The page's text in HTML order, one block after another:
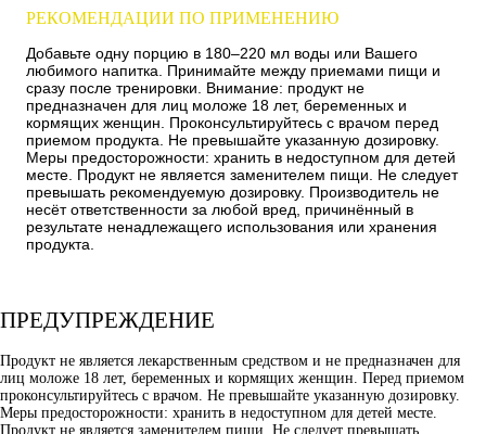
РЕКОМЕНДАЦИИ ПО ПРИМЕНЕНИЮ
Добавьте одну порцию в 180–220 мл воды или Вашего
любимого напитка. Принимайте между приемами пищи и
сразу после тренировки. Внимание: продукт не
предназначен для лиц моложе 18 лет, беременных и
кормящих женщин. Проконсультируйтесь с врачом перед
приемом продукта. Не превышайте указанную дозировку.
Меры предосторожности: хранить в недоступном для детей
месте. Продукт не является заменителем пищи. Не следует
превышать рекомендуемую дозировку. Производитель не
несёт ответственности за любой вред, причинённый в
результате ненадлежащего использования или хранения
продукта.
ПРЕДУПРЕЖДЕНИЕ
Продукт не является лекарственным средством и не предназначен для
лиц моложе 18 лет, беременных и кормящих женщин. Перед приемом
проконсультируйтесь с врачом. Не превышайте указанную дозировку.
Меры предосторожности: хранить в недоступном для детей месте.
Продукт не является заменителем пищи. Не следует превышать